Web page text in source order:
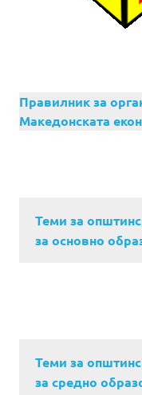
Правилник за
Македонската
Теми за
за основно
Теми за
за средно